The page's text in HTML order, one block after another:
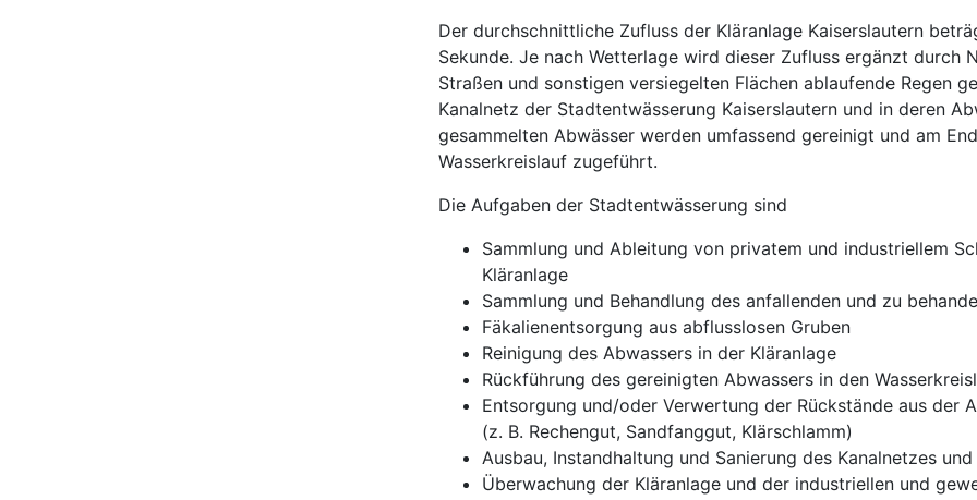
Der durchschnittliche Zufluss der Kläranlage Kaiserslautern
Sekunde. Je nach Wetterlage wird dieser Zufluss ergänzt durch
Straßen und sonstigen versiegelten Flächen ablaufende Regen
Kanalnetz der Stadtentwässerung Kaiserslautern und in deren
gesammelten Abwässer werden umfassend gereinigt und am
Wasserkreislauf zugeführt.
Die Aufgaben der Stadtentwässerung sind
Sammlung und Ableitung von privatem und industriellem
Kläranlage
Sammlung und Behandlung des anfallenden und zu
Fäkalienentsorgung aus abflusslosen Gruben
Reinigung des Abwassers in der Kläranlage
Rückführung des gereinigten Abwassers in den
Entsorgung und/oder Verwertung der Rückstände aus der
(z. B. Rechengut, Sandfanggut, Klärschlamm)
Ausbau, Instandhaltung und Sanierung des Kanalnetzes
Überwachung der Kläranlage und der industriellen und